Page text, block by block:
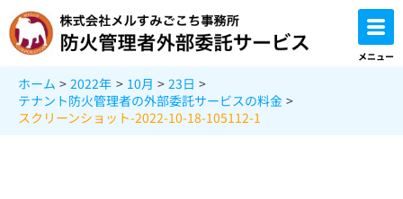
容
を
メニュー
ホーム 2022年 10月
23日
テナント防火管理者の外部委託サービスの料金
スクリーンショット-2022-10-18-105112-1